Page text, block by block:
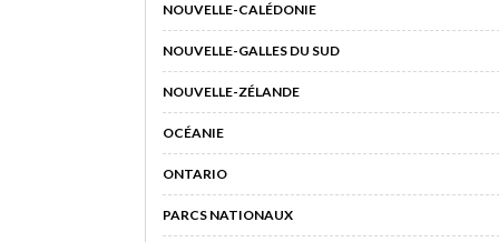
NOUVELLE-CALÉDONIE
NOUVELLE-GALLES DU SUD
NOUVELLE-ZÉLANDE
OCÉANIE
ONTARIO
PARCS NATIONAUX